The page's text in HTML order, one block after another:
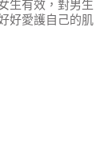
生有效，對男生
好愛護自己的肌